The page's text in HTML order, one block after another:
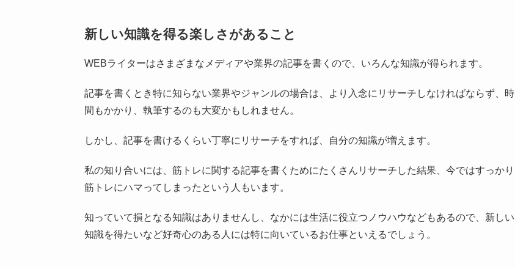
新しい知識を得る楽しさがあること
WEBライターはさまざまなメディアや業界の記事を書くので、いろんな知識が得られます。
記事を書くとき特に知らない業界やジャンルの場合は、より入念にリサーチしなければならず、時
間もかかり、執筆するのも大変かもしれません。
しかし、記事を書けるくらい丁寧にリサーチをすれば、自分の知識が増えます。
私の知り合いには、筋トレに関する記事を書くためにたくさんリサーチした結果、今ではすっかり
筋トレにハマってしまったという人もいます。
知っていて損となる知識はありませんし、なかには生活に役立つノウハウなどもあるので、新しい
知識を得たいなど好奇心のある人には特に向いているお仕事といえるでしょう。